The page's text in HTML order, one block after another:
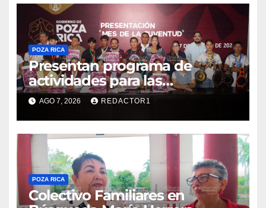
POZA RICA
Presentan programa de
actividades para las
juventudes
AGO 7, 2026 REDACTOR1
POZA RICA
Colectivo Familiares en